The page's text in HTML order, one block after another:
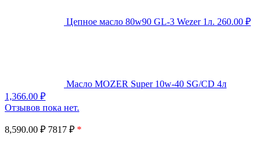
Цепное масло 80w90 GL-3 Wezer 1л. 260.00 ₽
Масло MOZER Super 10w-40 SG/CD 4л
1,366.00 ₽
Отзывов пока нет.
8,590.00 ₽ 7817 ₽ *